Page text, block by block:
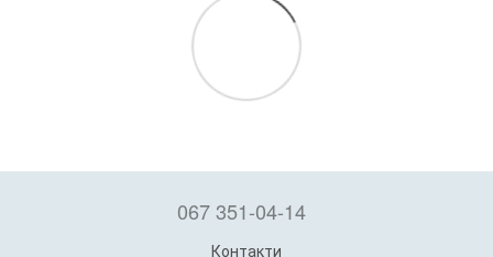
067 351-04-14
Контакти